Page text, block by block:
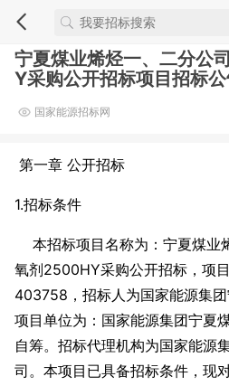
宁夏煤业烯烃一、二分公
Y采购公开招标项目招标
国家能源招标网
第一章 公开招标
1.招标条件
本招标项目名称为：宁夏煤业
氧剂2500HY采购公开招标，项
403758，招标人为国家能源集团
项目单位为：国家能源集团宁夏
自筹。招标代理机构为国家能源
司。本项目已具备招标条件，现